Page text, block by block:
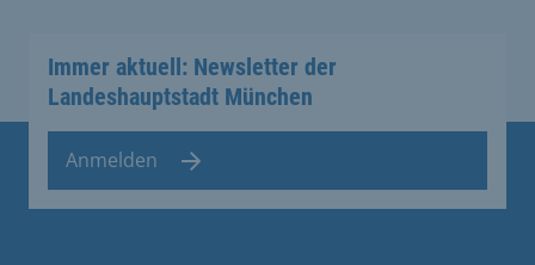
Immer aktuell: Newsletter der
Landeshauptstadt München
Anmelden